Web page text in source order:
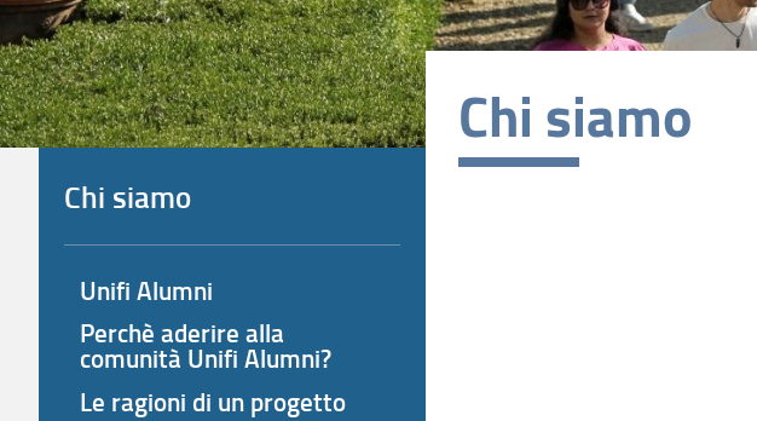
Chi siamo
Chi siamo
Unifi Alumni
Perchè aderire alla
comunità Unifi Alumni?
Le ragioni di un progetto